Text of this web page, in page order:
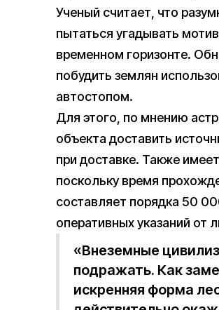
Ученый считает, что
пытаться угадывать
временном горизонте.
побудить землян
автостопом.
Для этого, по мнению
объекта доставить
при доставке. Также
поскольку время
составляет порядка 50
оперативных указаний от
«Внеземные
подражать. Как
искренняя форма